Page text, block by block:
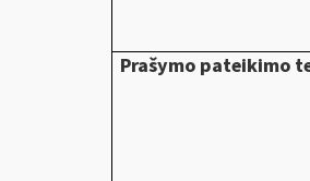
Prašymo pateikimo